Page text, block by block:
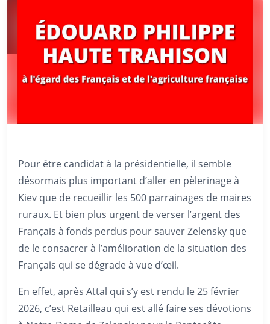
Pour être candidat à la présidentielle, il semble
désormais plus important d’aller en pèlerinage à
Kiev que de recueillir les 500 parrainages de maires
ruraux. Et bien plus urgent de verser l’argent des
Français à fonds perdus pour sauver Zelensky que
de le consacrer à l’amélioration de la situation des
Français qui se dégrade à vue d’œil.
En effet, après Attal qui s’y est rendu le 25 février
2026, c’est Retailleau qui est allé faire ses dévotions